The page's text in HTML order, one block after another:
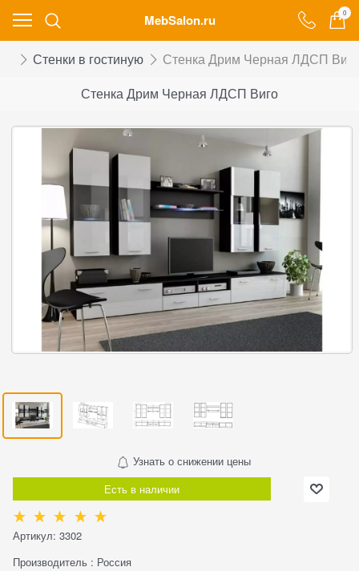
MebSalon.ru 0
Стенки в гостиную
Стенка Дрим Черная ЛДСП Виго
Стенка Дрим Черная ЛДСП Виго
Узнать о снижении цены
Есть в наличии
Артикул: 3302
Производитель : Россия